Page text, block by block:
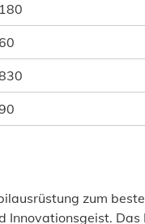
zum
Innovationsgeist.